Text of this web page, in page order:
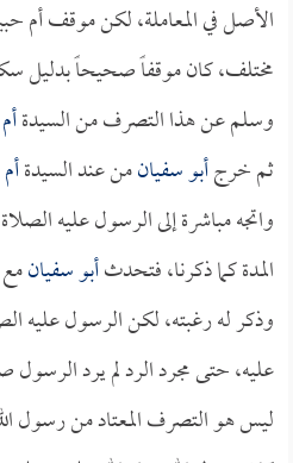
الأصل في المعاملة، لكن موقف أم
مختلف، كان موقفاً صحيحاً بدليل
وسلم عن هذا التصرف من السيدة
ثم خرجأبو سفيانمن عند السيدة
واتجه مباشرة إلى الرسول عليه
المدة كما ذكرنا، فتحدثأبو سفيان
وذكر له رغبته، لكن الرسول عليه
عليه، حتى مجرد الرد لم يرد الرسول
ليس هو التصرف المعتاد من رسول